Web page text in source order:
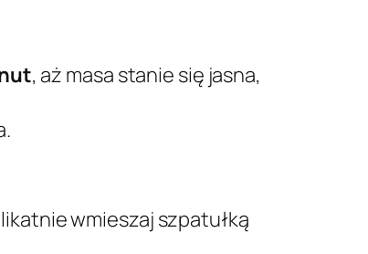
, aż masa stanie się jasna,
wmieszaj szpatułką